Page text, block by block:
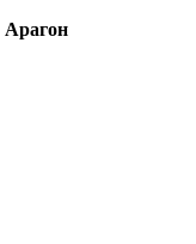
Арагон